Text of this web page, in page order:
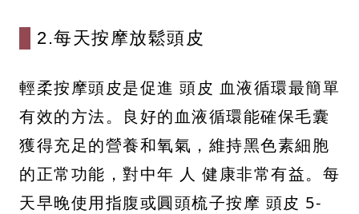
2.每天按摩放鬆頭皮
輕柔按摩頭皮是促進 頭皮 血液循環最簡單
有效的方法。良好的血液循環能確保毛囊
獲得充足的營養和氧氣，維持黑色素細胞
的正常功能，對中年 人 健康非常有益。每
天早晚使用指腹或圓頭梳子按摩 頭皮 5-